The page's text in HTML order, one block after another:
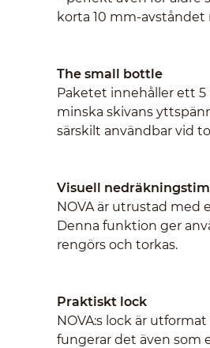
korta 10 mm-
The small bottle
Paketet innehåller ett 5
minska skivans
särskilt användbar vid
Visuell
NOVA är utrustad med
Denna funktion ger
rengörs och torkas.
Praktiskt lock
NOVA:s lock är
fungerar det även som